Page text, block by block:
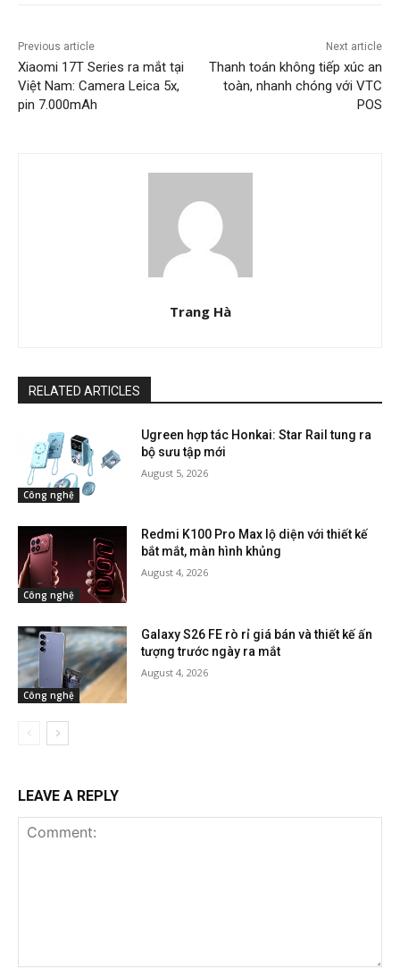
Previous article
Xiaomi 17T Series ra mắt tại
Việt Nam: Camera Leica 5x,
pin 7.000mAh
Next article
Thanh toán không tiếp xúc an
toàn, nhanh chóng với VTC
POS
Trang Hà
RELATED ARTICLES
Công nghệ
Ugreen hợp tác Honkai: Star Rail tung ra
bộ sưu tập mới
August 5, 2026
Công nghệ
Redmi K100 Pro Max lộ diện với thiết kế
bắt mắt, màn hình khủng
August 4, 2026
Công nghệ
Galaxy S26 FE rò rỉ giá bán và thiết kế ấn
tượng trước ngày ra mắt
August 4, 2026
LEAVE A REPLY